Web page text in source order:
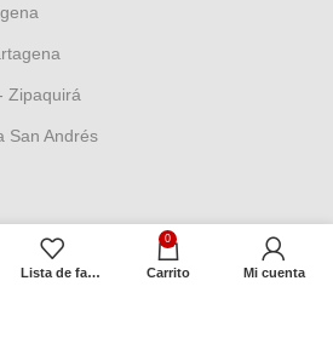
Zipaquirá
San Andrés
Lista de favoritos
0
Carrito Mi cuenta